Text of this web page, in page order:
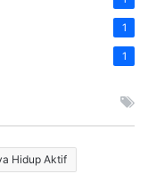
1
1
Hidup Aktif